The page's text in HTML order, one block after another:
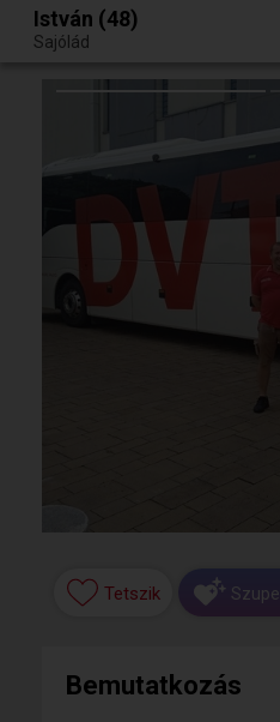
Egy jó randiból bármi lehet.
István (48)
Sajólád
Tetszik
Bemutatkozás